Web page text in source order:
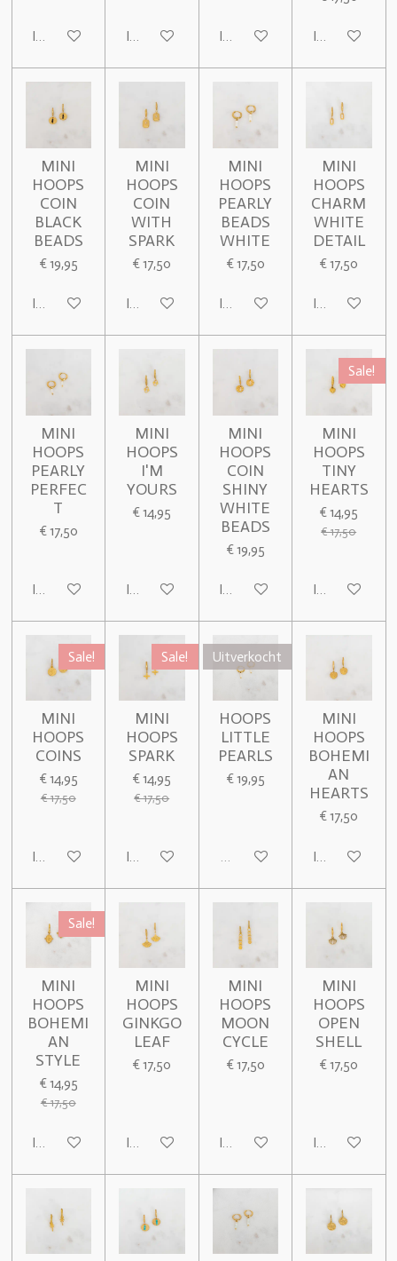
In winkelwagen In winkelwagen In winkelwagen In
MINI
HOOPS
COIN
BLACK
BEADS
€ 19,95
In winkelwagen
MINI
HOOPS
COIN
WITH
SPARK
€ 17,50
In winkelwagen
MINI
HOOPS
PEARLY
BEADS
WHITE
€ 17,50
In winkelwagen
MINI
HOOPS
CHARM
WHITE
DETAIL
€ 17,50
In
MINI
HOOPS
PEARLY
PERFEC
T
€ 17,50
In winkelwagen
MINI
HOOPS
I'M
YOURS
€ 14,95
In winkelwagen
MINI
HOOPS
COIN
SHINY
WHITE
BEADS
€ 19,95
In winkelwagen
Sale!
MINI
HOOPS
TINY
HEARTS
€ 14,95
€ 17,50
In
Sale!
MINI
HOOPS
COINS
€ 14,95
€ 17,50
In winkelwagen
Sale!
MINI
HOOPS
SPARK
€ 14,95
€ 17,50
In winkelwagen
Uitverkocht
HOOPS
LITTLE
PEARLS
€ 19,95
Uitverkocht
MINI
HOOPS
BOHEMI
AN
HEARTS
€ 17,50
In
Sale!
MINI
HOOPS
BOHEMI
AN
STYLE
€ 14,95
€ 17,50
In winkelwagen
MINI
HOOPS
GINKGO
LEAF
€ 17,50
In winkelwagen
MINI
HOOPS
MOON
CYCLE
€ 17,50
In winkelwagen
MINI
HOOPS
OPEN
SHELL
€ 17,50
In